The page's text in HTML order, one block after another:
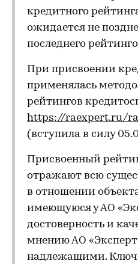
кредитного
ожидается не
последнего
При присвоении
применялась
рейтингов
https://raexpert.ru/
(вступила в силу
Присвоенный
отражают всю
в отношении
имеющуюся у АО
достоверность и
мнению АО «Эксперт
надлежащими.